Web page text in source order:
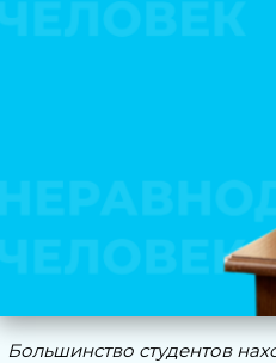
Большинство студентов